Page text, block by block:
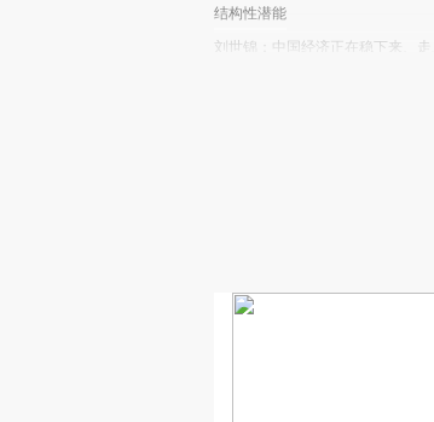
结构性潜能
刘世锦：中国经济正在稳下来、走